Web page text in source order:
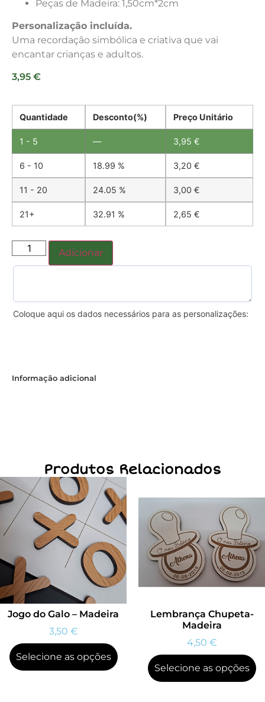
Peças de Madeira: 1,50cm*2cm
Personalização incluída.
Uma recordação simbólica e criativa que vai
encantar crianças e adultos.
3,95 €
Quantidade Desconto(%) Preço Unitário
1 - 5 — 3,95 €
6 - 10 18.99 % 3,20 €
11 - 20 24.05 % 3,00 €
21+ 32.91 % 2,65 €
Adicionar
Coloque aqui os dados necessários para as personalizações:
Informação adicional
Produtos Relacionados
Jogo do Galo – Madeira
3,50 €
Selecione as opções
Lembrança Chupeta-
Madeira
4,50 €
Selecione as opções